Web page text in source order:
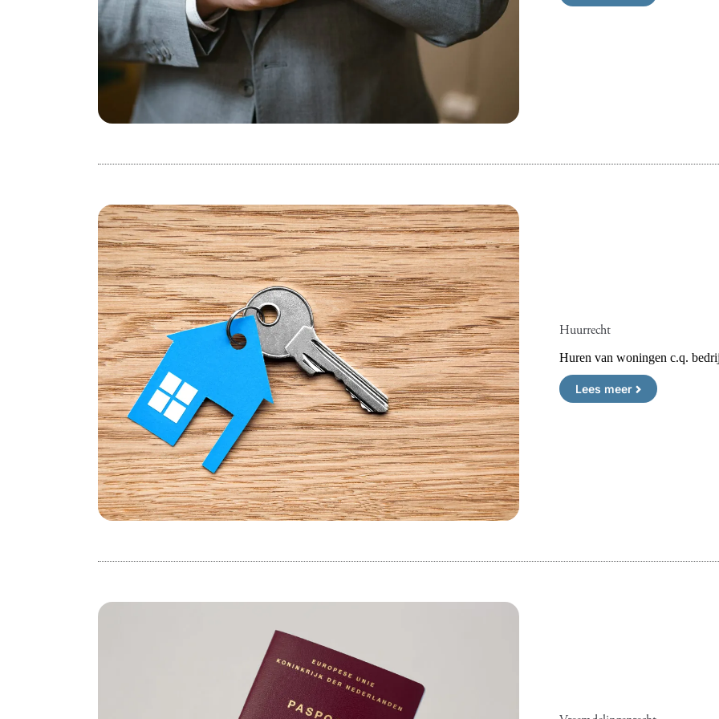
Huurrecht
Huren van woningen c.q.
Lees meer